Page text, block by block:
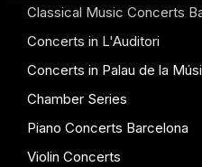
Classical Music Concerts
Concerts in L'Auditori
Concerts in Palau de la
Chamber Series
Piano Concerts Barcelona
Violin Concerts